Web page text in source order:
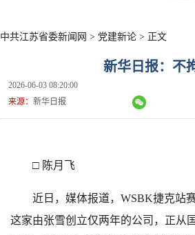
中共江苏省委新闻网 > 党建新论 > 正文
新华日报：不
2026-06-03 08:20:00
来源： 新华日报
□ 陈月飞
近日，媒体报道，WSBK捷克站
这家由张雪创立仅两年的公司，正从